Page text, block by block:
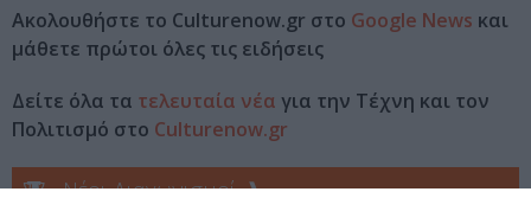
Ακολουθήστε το Culturenow.gr στο Google News και
μάθετε πρώτοι όλες τις ειδήσεις
Δείτε όλα τα τελευταία νέα για την Τέχνη και τον
Πολιτισμό στο Culturenow.gr
Νέοι Διαγωνισμοί❯